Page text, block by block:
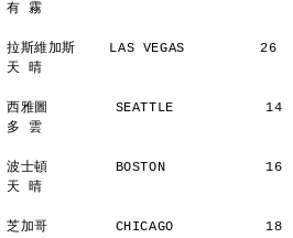
有 霧
拉斯維加斯    LAS VEGAS
天 晴
西雅圖        SEATTLE           14
多 雲
波士頓        BOSTON
天 晴
芝加哥        CHICAGO